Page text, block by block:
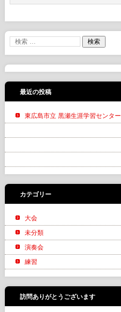
最近の投稿
東広島市立 黒瀬生涯学習センター
カテゴリー
大会
未分類
演奏会
練習
訪問ありがとうございます